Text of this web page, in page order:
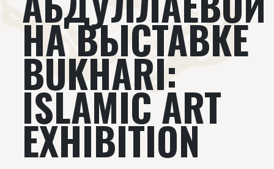
Книги Видеолекторий
НА ВЫСТАВКЕ
BUKHARI:
ISLAMIC ART
EXHIBITION